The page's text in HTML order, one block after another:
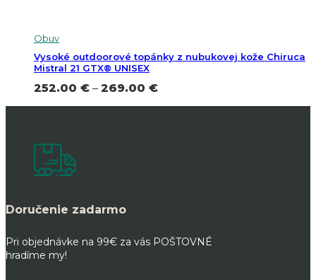
Obuv
Vysoké outdoorové topánky z nubukovej kože Chiruca
Mistral 21 GTX® UNISEX
252.00 € – 269.00 €Price
Doručenie zadarmo
Pri objednávke na 99€ za vás POŠTOVNÉ
hradíme my!